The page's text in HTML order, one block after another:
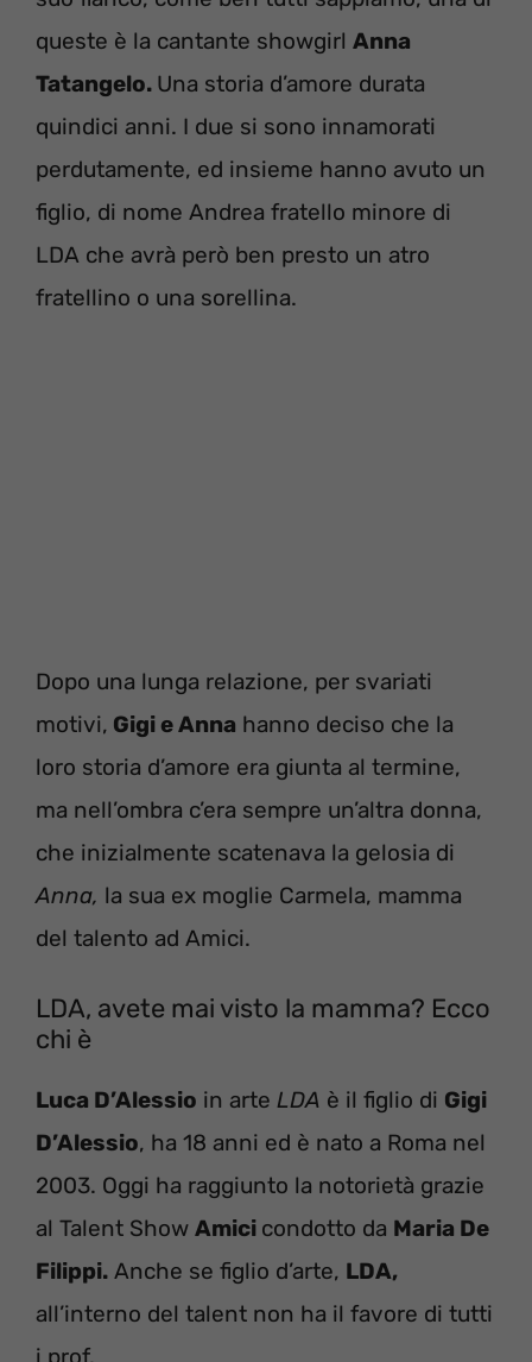
queste è la cantante showgirl Anna
Tatangelo. Una storia d’amore durata
quindici anni. I due si sono innamorati
perdutamente, ed insieme hanno avuto un
figlio, di nome Andrea fratello minore di
LDA che avrà però ben presto un atro
fratellino o una sorellina.
Dopo una lunga relazione, per svariati
motivi, Gigi e Anna hanno deciso che la
loro storia d’amore era giunta al termine,
ma nell’ombra c’era sempre un’altra donna,
che inizialmente scatenava la gelosia di
Anna, la sua ex moglie Carmela, mamma
del talento ad Amici.
LDA, avete mai visto la mamma? Ecco
chi è
Luca D’Alessio in arte LDA è il figlio di Gigi
D’Alessio, ha 18 anni ed è nato a Roma nel
2003. Oggi ha raggiunto la notorietà grazie
al Talent Show Amici condotto da Maria De
Filippi. Anche se figlio d’arte, LDA,
all’interno del talent non ha il favore di tutti